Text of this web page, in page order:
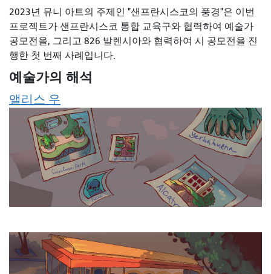
2023년 뮤니 아트의 주제인 "샌프란시스코의 풍경"은 이번
프로젝트가 샌프란시스코 통합 교육구와 협력하여 예술가
공모전을, 그리고 826 발렌시아와 협력하여 시 공모전을 진
행한 첫 번째 사례입니다.
예술가의 해석
앨리스 우